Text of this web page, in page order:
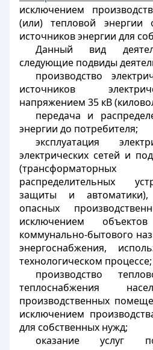
исключением
(или) тепловой энергии
источников энергии для
Данный вид
следующие подвиды
производство
источников
напряжением 35 кВ
передача и
энергии до потребителя;
эксплуатация
электрических сетей и
распределительных
защиты и
опасных
исключением объектов
коммунально-бытового
энергоснабжения,
технологическом процессе;
производство
теплоснабжения
производственных
исключением
для собственных нужд;
оказание услуг